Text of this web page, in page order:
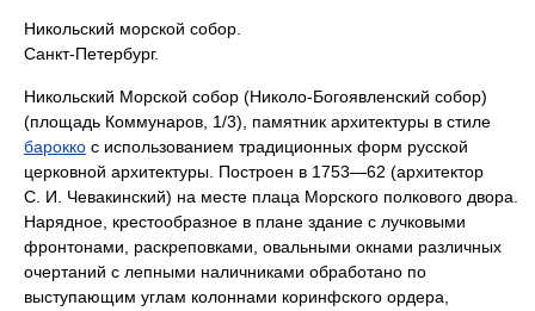
Никольский морской собор.
Санкт-Петербург.
Никольский Морской собор (Николо-Богоявленский собор)
(площадь Коммунаров, 1/3), памятник архитектуры в стиле
барокко с использованием традиционных форм русской
церковной архитектуры. Построен в 1753—62 (архитектор
С. И. Чевакинский) на месте плаца Морского полкового двора.
Нарядное, крестообразное в плане здание с лучковыми
фронтонами, раскреповками, овальными окнами различных
очертаний с лепными наличниками обработано по
выступающим углам колоннами коринфского ордера,